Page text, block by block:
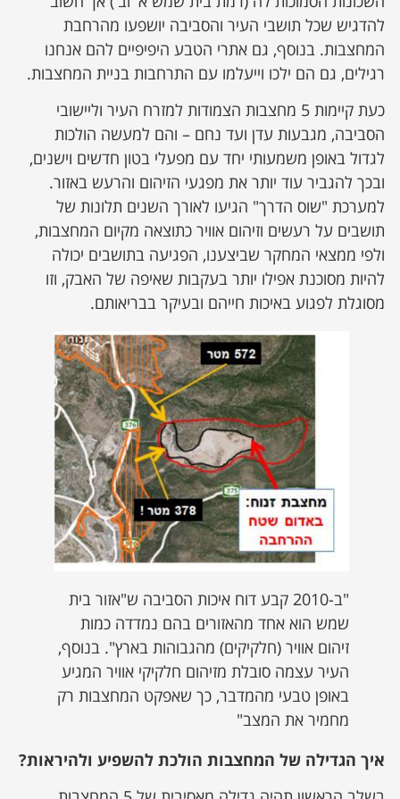
להדגיש שכל תושבי העיר והסביבה יושפעו מהרחבת
המחצבות. בנוסף, גם אתרי הטבע היפיפיים להם אנחנו
רגילים, גם הם ילכו וייעלמו עם התרחבות בניית המחצבות.
כעת קיימות 5 מחצבות הצמודות למזרח העיר וליישובי
הסביבה, מגבעות עדן ועד נחם – והם למעשה הולכות
לגדול באופן משמעותי יחד עם מפעלי בטון חדשים וישנים,
ובכך להגביר עוד יותר את מפגעי הזיהום והרעש באזור.
למערכת "שוס הדרך" הגיעו לאורך השנים תלונות של
תושבים על רעשים וזיהום אוויר כתוצאה מקיום המחצבות,
ולפי ממצאי המחקר שביצענו, הפגיעה בתושבים יכולה
להיות מסוכנת אפילו יותר בעקבות שאיפה של האבק, וזו
מסוגלת לפגוע באיכות חייהם ובעיקר בבריאותם.
"ב-2010 קבע דוח איכות הסביבה ש"אזור בית
שמש הוא אחד מהאזורים בהם נמדדה כמות
זיהום אוויר (חלקיקים) מהגבוהות בארץ". בנוסף,
העיר עצמה סובלת מזיהום חלקיקי אוויר המגיע
באופן טבעי מהמדבר, כך שאפקט המחצבות רק
מחמיר את המצב"
איך הגדילה של המחצבות הולכת להשפיע ולהיראות?